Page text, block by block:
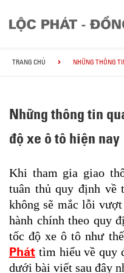
TRANG CHỦ NHỮNG THÔNG
Những thông tin
độ xe ô tô hiện nay
Khi tham gia giao
tuân thủ quy định về
không sẽ mắc lỗi
hành chính theo quy
tốc độ xe ô tô như
Phát tìm hiểu về quy
dưới bài viết sau đây